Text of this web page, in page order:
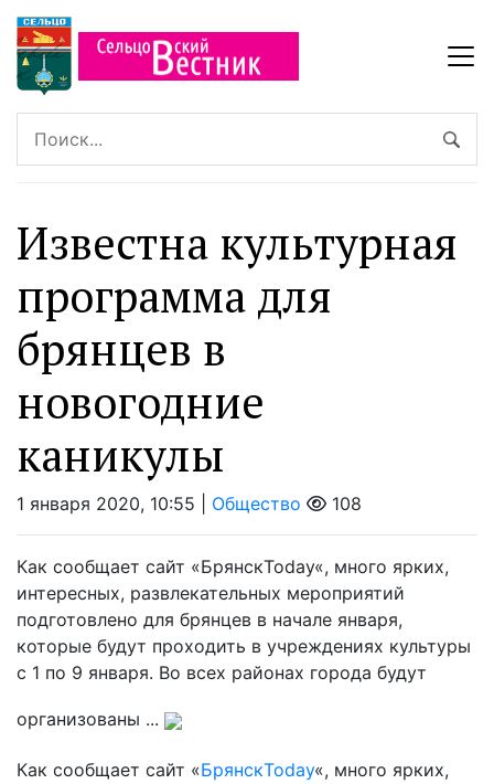
Известна культурная
программа для
брянцев в
новогодние
каникулы
1 января 2020, 10:55 | Общество 108
Как сообщает сайт «БрянскToday«, много ярких,
интересных, развлекательных мероприятий
подготовлено для брянцев в начале января,
которые будут проходить в учреждениях культуры
с 1 по 9 января. Во всех районах города будут
организованы ...
Как сообщает сайт «БрянскToday«, много ярких,